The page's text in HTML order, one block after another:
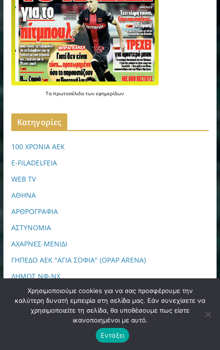
Ταπρωτοσέλιδατωνεφημερίδων
Kατηγορίες
100 ΧΡΟΝΙΑ ΑΕΚ
E-FILADELFEIA
WEB TV
ΑΘΗΝΑ
ΑΡΘΡΟΓΡΑΦΙΑ
ΑΣΤΥΝΟΜΙΑ
ΑΧΑΡΝΕΣ-ΜΕΝΙΔΙ
ΓΗΠΕΔΟ ΑΕΚ "ΑΓΙΑ ΣΟΦΙΑ" (OPAP ARENA)
ΔΗΜΟΣ ΝΦ-ΝΧ
ΔΗΜΟΤΙΚΑ ΣΥΜΒΟΥΛΙΑ
ΕΚΔΗΛΩΣΕΙΣ
Χρησιμοποιούμε cookies για να σας προσφέρουμε την
καλύτερη δυνατή εμπειρία στη σελίδα μας. Εάν συνεχίσετε να
χρησιμοποιείτε τη σελίδα, θα υποθέσουμε πως είστε
ικανοποιημένοι με αυτό.
Εντάξει